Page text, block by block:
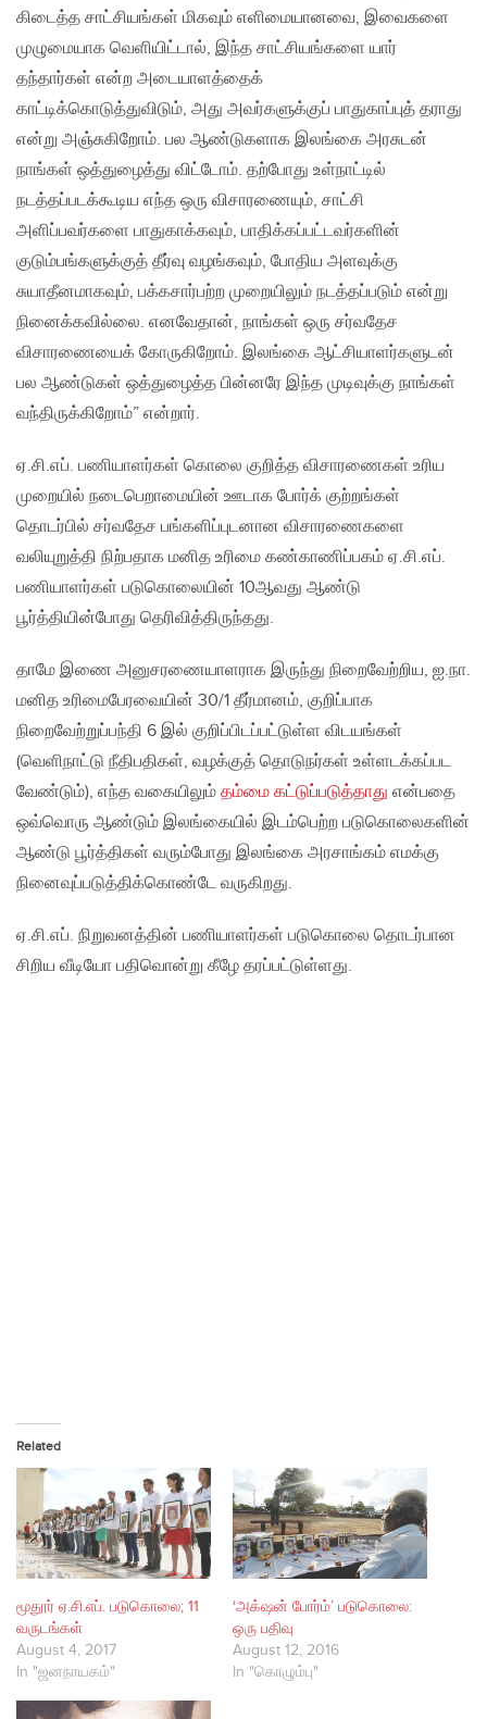
கிடைத்த சாட்சியங்கள் மிகவும் எளிமையானவை, இவைகளை
முழுமையாக வெளியிட்டால், இந்த சாட்சியங்களை யார்
தந்தார்கள் என்ற அடையாளத்தைக்
காட்டிக்கொடுத்துவிடும், அது அவர்களுக்குப் பாதுகாப்புத் தராது
என்று அஞ்சுகிறோம். பல ஆண்டுகளாக இலங்கை அரசுடன்
நாங்கள் ஒத்துழைத்து விட்டோம். தற்போது உள்நாட்டில்
நடத்தப்படக்கூடிய எந்த ஒரு விசாரணையும், சாட்சி
அளிப்பவர்களை பாதுகாக்கவும், பாதிக்கப்பட்டவர்களின்
குடும்பங்களுக்குத் தீர்வு வழங்கவும், போதிய அளவுக்கு
சுயாதீனமாகவும், பக்கசார்பற்ற முறையிலும் நடத்தப்படும் என்று
நினைக்கவில்லை. எனவேதான், நாங்கள் ஒரு சர்வதேச
விசாரணையைக் கோருகிறோம். இலங்கை ஆட்சியாளர்களுடன்
பல ஆண்டுகள் ஒத்துழைத்த பின்னரே இந்த முடிவுக்கு நாங்கள்
வந்திருக்கிறோம்” என்றார்.
ஏ.சி.எப். பணியாளர்கள் கொலை குறித்த விசாரணைகள் உரிய
முறையில் நடைபெறாமையின் ஊடாக போர்க் குற்றங்கள்
தொடர்பில் சர்வதேச பங்களிப்புடனான விசாரணைகளை
வலியுறுத்தி நிற்பதாக மனித உரிமை கண்காணிப்பகம் ஏ.சி.எப்.
பணியாளர்கள் படுகொலையின் 10ஆவது ஆண்டு
பூர்த்தியின்போது தெரிவித்திருந்தது.
தாமே இணை அனுசரணையாளராக இருந்து நிறைவேற்றிய, ஐ.நா.
மனித உரிமைபேரவையின் 30/1 தீர்மானம், குறிப்பாக
நிறைவேற்றுப்பந்தி 6 இல் குறிப்பிடப்பட்டுள்ள விடயங்கள்
(வெளிநாட்டு நீதிபதிகள், வழக்குத் தொடுநர்கள் உள்ளடக்கப்பட
வேண்டும்), எந்த வகையிலும் தம்மை கட்டுப்படுத்தாது என்பதை
ஒவ்வொரு ஆண்டும் இலங்கையில் இடம்பெற்ற படுகொலைகளின்
ஆண்டு பூர்த்திகள் வரும்போது இலங்கை அரசாங்கம் எமக்கு
நினைவுப்படுத்திக்கொண்டே வருகிறது.
ஏ.சி.எப். நிறுவனத்தின் பணியாளர்கள் படுகொலை தொடர்பான
சிறிய வீடியோ பதிவொன்று கீழே தரப்பட்டுள்ளது.
Related
மூதூர் ஏ.சி.எப். படுகொலை; 11
வருடங்கள்
August 4, 2017
In "ஜனநாயகம்"
‘அக்‌ஷன் போர்ம்’ படுகொலை:
ஒரு பதிவு
August 12, 2016
In "கொழும்பு"